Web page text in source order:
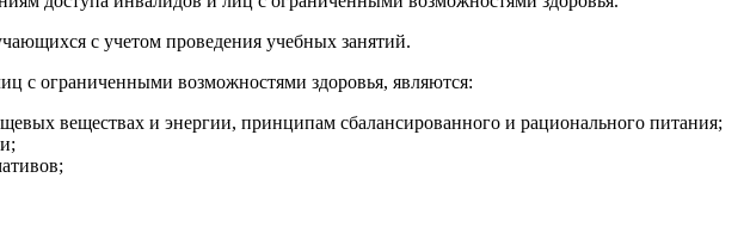
с учетом проведения учебных занятий.
с ограниченными возможностями здоровья, являются:
веществах и энергии, принципам сбалансированного и рационального питания;